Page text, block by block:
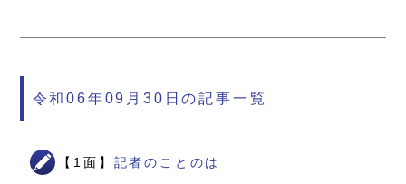
令和06年09月30日の記事一覧
【1面】 記者のことのは